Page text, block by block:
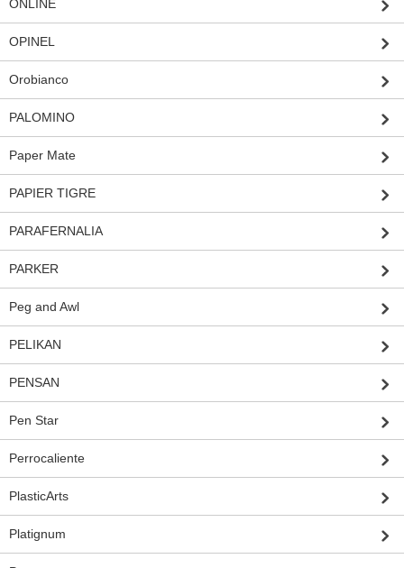
ONLINE
OPINEL
Orobianco
PALOMINO
Paper Mate
PAPIER TIGRE
PARAFERNALIA
PARKER
Peg and Awl
PELIKAN
PENSAN
Pen Star
Perrocaliente
PlasticArts
Platignum